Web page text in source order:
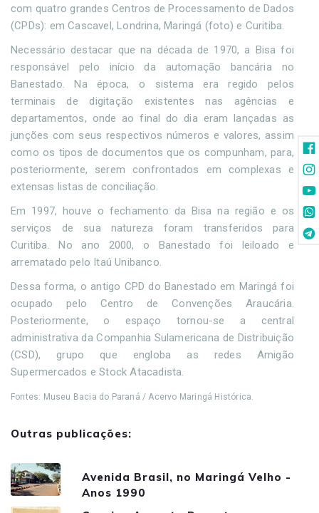
com quatro grandes Centros de Processamento de Dados
(CPDs): em Cascavel, Londrina, Maringá (foto) e Curitiba.
Necessário destacar que na década de 1970, a Bisa foi
responsável pelo início da automação bancária no
Banestado. Na época, o sistema era regido pelos
terminais de digitação existentes nas agências e
departamentos, onde ao final do dia eram lançadas as
junções com seus respectivos números e valores, assim
como os tipos de documentos que os compunham, para,
posteriormente, serem confrontados em complexas e
extensas listas de conciliação.
Em 1997, houve o fechamento da Bisa na região e os
serviços de sua natureza foram transferidos para
Curitiba. No ano 2000, o Banestado foi leiloado e
arrematado pelo Itaú Unibanco.
Dessa forma, o antigo CPD do Banestado em Maringá foi
ocupado pelo Centro de Convenções Araucária.
Posteriormente, o espaço tornou-se a central
administrativa da Companhia Sulamericana de Distribuição
(CSD), grupo que engloba as redes Amigão
Supermercados e Stock Atacadista.
Fontes: Museu Bacia do Paraná / Acervo Maringá Histórica.
Outras publicações:
Avenida Brasil, no Maringá Velho -
Anos 1990